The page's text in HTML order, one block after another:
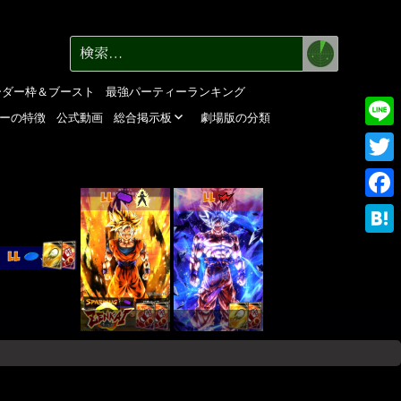
ー枠＆ブースト
最強パーティーランキング
の特徴
公式動画 総合掲示板 劇場版の分類
LL
LL LL
Line
検
索:
検
索